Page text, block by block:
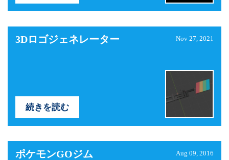
3Dロゴジェネレーター Nov 27, 2021
続きを読む
ポケモンGOジム Aug 09, 2016